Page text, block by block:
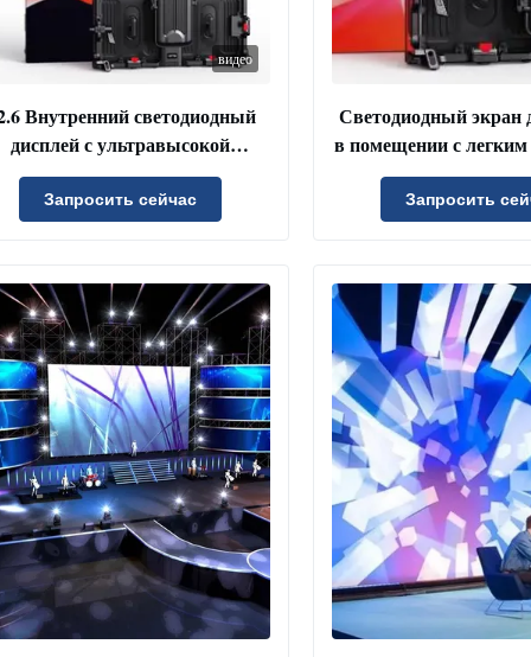
видео
Внутренний светодиодный
дисплей с ультравысокой
частотой обновления
Запросить сейчас
Светодиодный экран
в помещении с легким
частотой обновления
Запросить